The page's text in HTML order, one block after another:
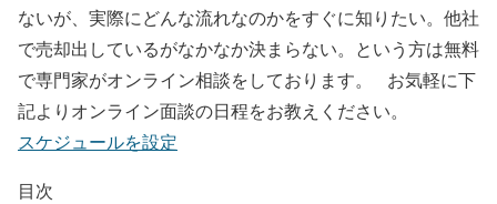
ないが、実際にどんな流れなのかをすぐに知りたい。他社
で売却出しているがなかなか決まらない。という方は無料
で専門家がオンライン相談をしております。
お気軽に下
記よりオンライン面談の日程をお教えください。
スケジュールを設定
目次